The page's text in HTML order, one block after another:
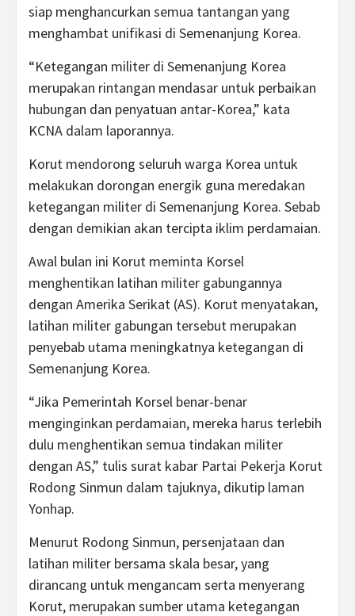
siap menghancurkan semua tantangan yang
menghambat unifikasi di Semenanjung Korea.
“Ketegangan militer di Semenanjung Korea
merupakan rintangan mendasar untuk perbaikan
hubungan dan penyatuan antar-Korea,” kata
KCNA dalam laporannya.
Korut mendorong seluruh warga Korea untuk
melakukan dorongan energik guna meredakan
ketegangan militer di Semenanjung Korea. Sebab
dengan demikian akan tercipta iklim perdamaian.
Awal bulan ini Korut meminta Korsel
menghentikan latihan militer gabungannya
dengan Amerika Serikat (AS). Korut menyatakan,
latihan militer gabungan tersebut merupakan
penyebab utama meningkatnya ketegangan di
Semenanjung Korea.
“Jika Pemerintah Korsel benar-benar
menginginkan perdamaian, mereka harus terlebih
dulu menghentikan semua tindakan militer
dengan AS,” tulis surat kabar Partai Pekerja Korut
Rodong Sinmun dalam tajuknya, dikutip laman
Yonhap.
Menurut Rodong Sinmun, persenjataan dan
latihan militer bersama skala besar, yang
dirancang untuk mengancam serta menyerang
Korut, merupakan sumber utama ketegangan